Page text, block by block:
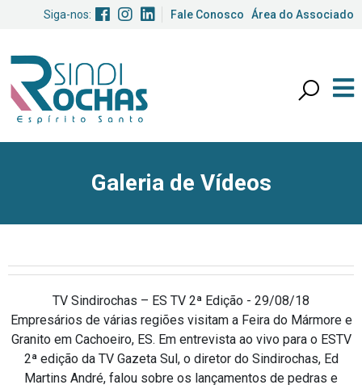
Siga-nos: Fale Conosco Área do Associado
Galeria de Vídeos
TV Sindirochas – ES TV 2ª Edição - 29/08/18
Empresários de várias regiões visitam a Feira do Mármore e
Granito em Cachoeiro, ES. Em entrevista ao vivo para o ESTV
2ª edição da TV Gazeta Sul, o diretor do Sindirochas, Ed
Martins André, falou sobre os lançamentos de pedras e